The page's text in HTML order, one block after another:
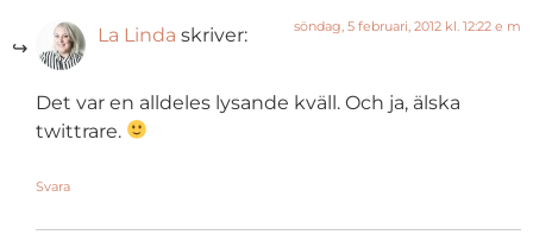
La Linda skriver: söndag, 5 februari, 2012 kl. 12:22 e m
Det var en alldeles lysande kväll. Och ja, älska
twittrare.
Svara